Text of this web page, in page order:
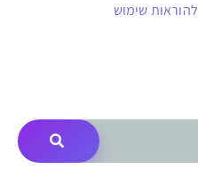
להוראות שימוש